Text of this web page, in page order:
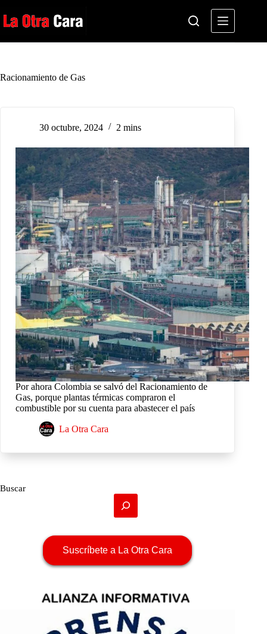
al
contenido
Racionamiento de Gas
30 octubre, 2024 2 mins
Por ahora Colombia se salvó del Racionamiento de
Gas, porque plantas térmicas compraron el
combustible por su cuenta para abastecer el país
La Otra Cara
Buscar
Suscríbete a La Otra Cara